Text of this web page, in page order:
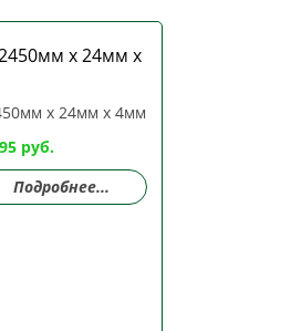
х 24мм х
руб.
Подробнее...